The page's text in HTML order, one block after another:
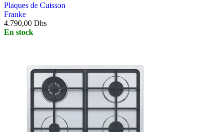
Plaques de Cuisson
Franke
4.790,00 Dhs
En stock